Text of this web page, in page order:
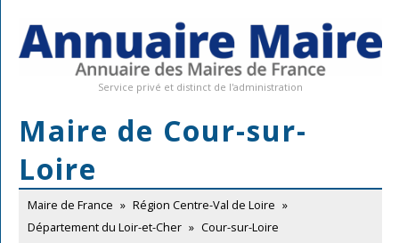
Service privé et distinct de l'administration
Maire de Cour-sur-
Loire
Maire de France » Région Centre-Val de Loire »
Département du Loir-et-Cher » Cour-sur-Loire